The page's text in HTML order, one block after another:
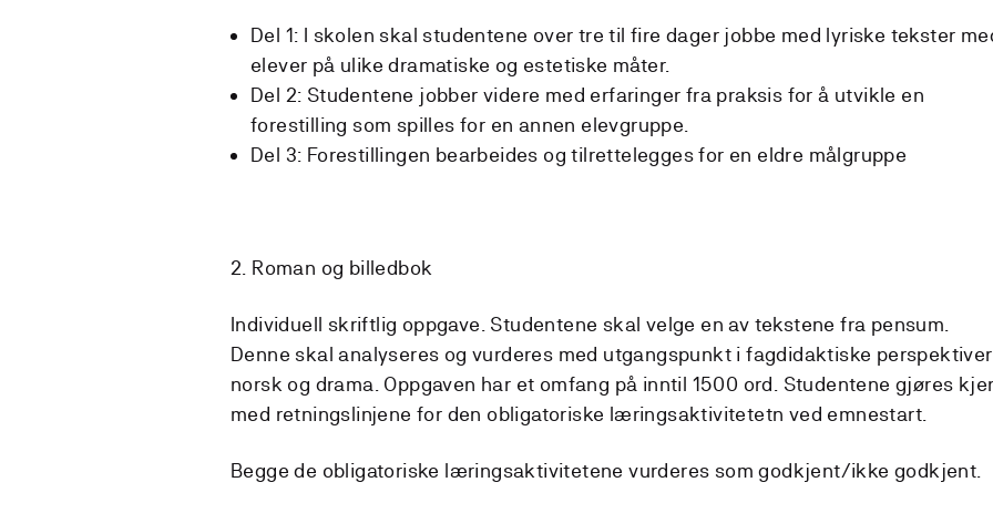
Del 1: I skolen skal studentene over tre til fire dager jobbe med lyriske tekster
elever på ulike dramatiske og estetiske måter.
Del 2: Studentene jobber videre med erfaringer fra praksis for å utvikle en
forestilling som spilles for en annen elevgruppe.
Del 3: Forestillingen bearbeides og tilrettelegges for en eldre målgruppe
2. Roman og billedbok
Individuell skriftlig oppgave. Studentene skal velge en av tekstene fra pensum.
Denne skal analyseres og vurderes med utgangspunkt i fagdidaktiske
norsk og drama. Oppgaven har et omfang på inntil 1500 ord. Studentene gjøres
med retningslinjene for den obligatoriske læringsaktivitetetn ved emnestart.
Begge de obligatoriske læringsaktivitetene vurderes som godkjent/ikke godkjent.